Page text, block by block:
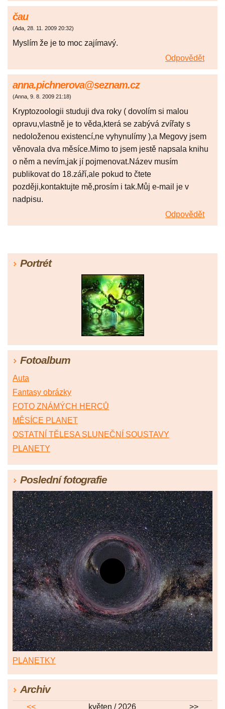
čau
(Ada, 28. 11. 2009 20:32)
Myslím že je to moc zajímavý.
Odpovědět
anna.pichnerova@seznam.cz
(Anna, 9. 8. 2009 21:18)
Kryptozoologii studuji dva roky ( dovolím si malou
opravu,vlastně je to věda,která se zabývá zvířaty s
nedoloženou existencí,ne vyhynulímy ),a Megovy jsem
věnovala dva měsíce.Mimo to jsem jestě napsala knihu
o něm a nevím,jak jí pojmenovat.Název musím
publikovat do 18.září,ale pokud to čtete
později,kontaktujte mě,prosím i tak.Můj e-mail je v
nadpisu.
Odpovědět
Portrét
Fotoalbum
Auta
Fantasy obrázky
FOTO ZNÁMÝCH HERCŮ
MĚSÍCE PLANET
OSTATNÍ TĚLESA SLUNEČNÍ SOUSTAVY
PLANETY
Poslední fotografie
PLANETKY
Archiv
<< květen / 2026 >>